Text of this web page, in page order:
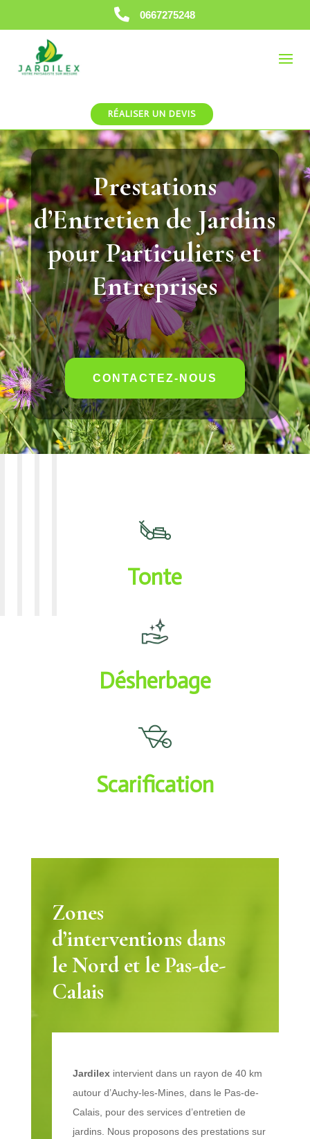
 0667275248
RÉALISER UN DEVIS
Prestations
d’Entretien de Jardins
pour Particuliers et
Entreprises
CONTACTEZ-NOUS
Tonte
Désherbage
Scarification
Zones
d’interventions dans
le Nord et le Pas-de-
Calais
Jardilexintervient dans un rayon de 40 km
autour d’Auchy-les-Mines, dans le Pas-de-
Calais, pour des services d’entretien de
jardins. Nous proposons des prestations sur